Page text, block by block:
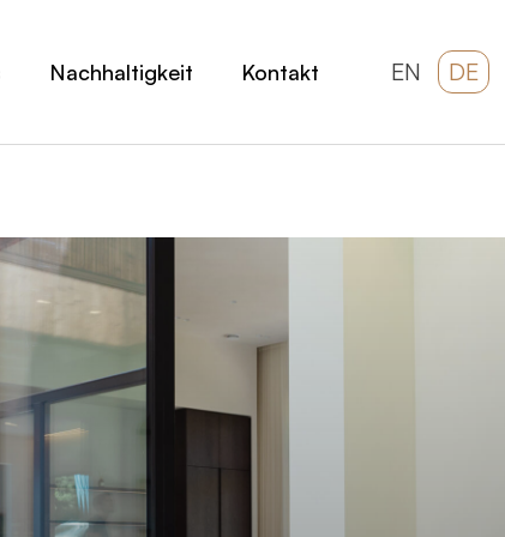
Nachhaltigkeit Kontakt EN DE